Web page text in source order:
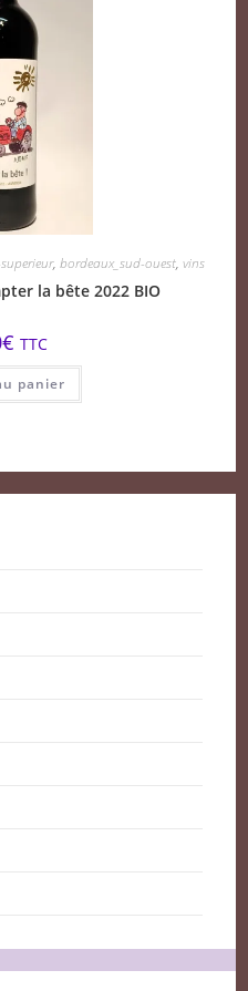
, bordeaux_sud-ouest, vins
la bête 2022 BIO
€ TTC
panier